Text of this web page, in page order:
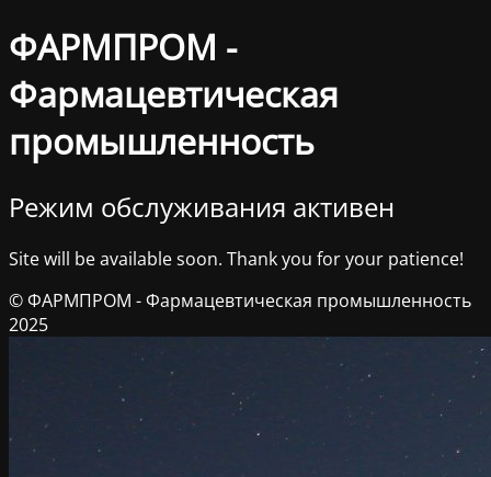
ФАРМПРОМ -
Фармацевтическая
промышленность
Режим обслуживания активен
Site will be available soon. Thank you for your patience!
© ФАРМПРОМ - Фармацевтическая промышленность
2025